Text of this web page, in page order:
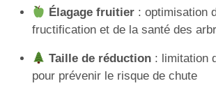
Élagage fruitier: optimisation
fructification et de la santé des
Taille de réduction: limitation
pour prévenir le risque de chute